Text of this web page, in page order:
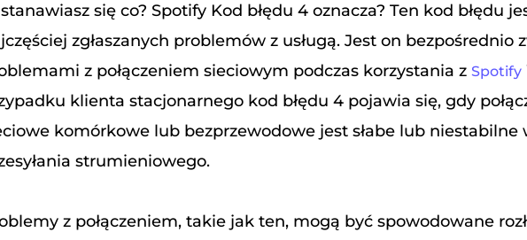
się co? Spotify Kod błędu 4 oznacza? Ten kod błędu
zgłaszanych problemów z usługą. Jest on bezpośrednio
z połączeniem sieciowym podczas korzystania z Spotify
klienta stacjonarnego kod błędu 4 pojawia się, gdy
komórkowe lub bezprzewodowe jest słabe lub niestabilne
strumieniowego.
z połączeniem, takie jak ten, mogą być spowodowane